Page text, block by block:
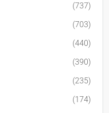
(737)
(703)
(440)
(390)
(235)
(174)